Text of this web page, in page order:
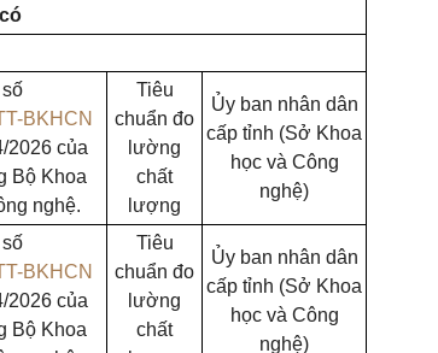
BKHCN
2026 của
Bộ Khoa
nghệ.
Tiêu
chuẩn đo
lường
chất
lượng
Ủy ban nhân dân
cấp tỉnh (Sở Khoa
học và Công
nghệ)
BKHCN
2026 của
Bộ Khoa
Tiêu
chuẩn đo
lường
chất
Ủy ban nhân dân
cấp tỉnh (Sở Khoa
học và Công
nghệ)